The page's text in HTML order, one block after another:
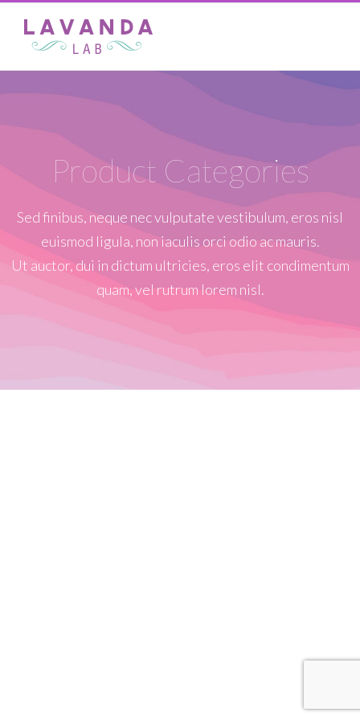
Product Categories
Sed finibus, neque nec vulputate vestibulum, eros nisl
euismod ligula, non iaculis orci odio ac mauris.
Ut auctor, dui in dictum ultricies, eros elit condimentum
quam, vel rutrum lorem nisl.